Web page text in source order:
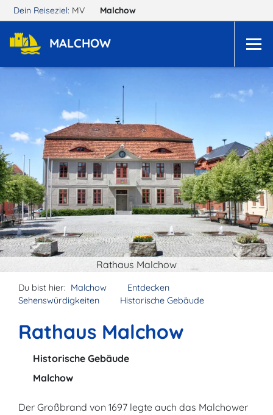
Dein Reiseziel: MV Malchow
MALCHOW
Rathaus Malchow
Du bist hier: Malchow
Entdecken
Sehenswürdigkeiten
Historische Gebäude
Rathaus Malchow
Historische Gebäude
Malchow
Der Großbrand von 1697 legte auch das Malchower